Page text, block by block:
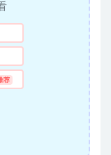
荐